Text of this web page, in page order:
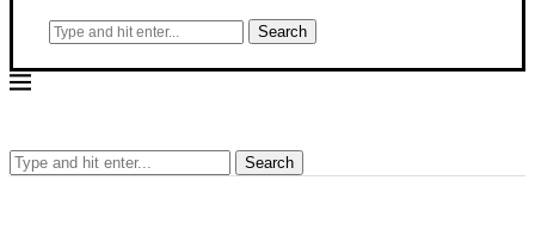
Search
Search